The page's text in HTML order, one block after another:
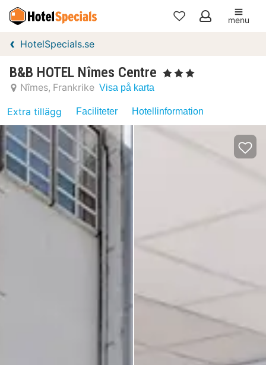
Mina
menu
HotelSpecials.se
B&B HOTEL Nîmes Centre , 3 Stjärnor
Nîmes Frankrike Visa på karta
Extra tillägg Faciliteter Hotellinformation